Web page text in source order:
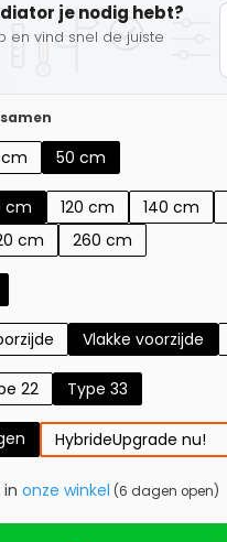
je nodig hebt?
en vind snel de juiste
50 cm
cm 120 cm 140 cm
cm 260 cm
Vlakke voorzijde
22 Type 33
HybrideUpgrade nu!
onze winkel (6 dagen open)